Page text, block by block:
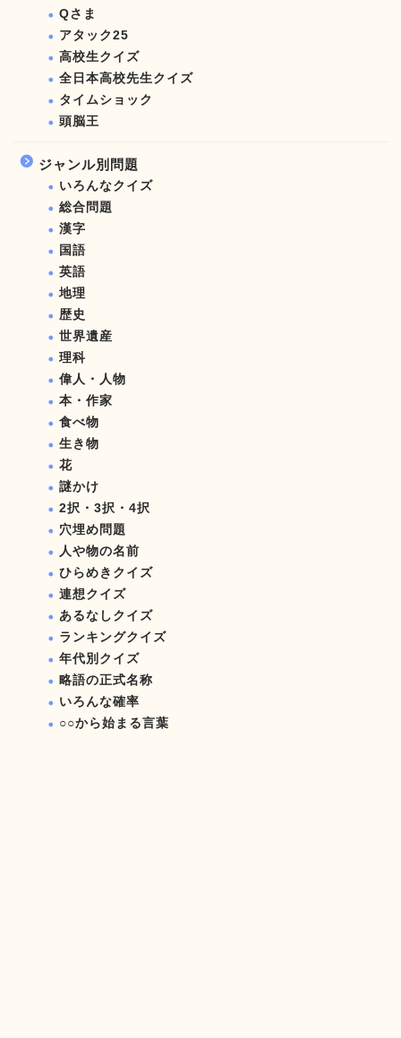
Qさま
アタック25
高校生クイズ
全日本高校先生クイズ
タイムショック
頭脳王
ジャンル別問題
いろんなクイズ
総合問題
漢字
国語
英語
地理
歴史
世界遺産
理科
偉人・人物
本・作家
食べ物
生き物
花
謎かけ
2択・3択・4択
穴埋め問題
人や物の名前
ひらめきクイズ
連想クイズ
あるなしクイズ
ランキングクイズ
年代別クイズ
略語の正式名称
いろんな確率
○○から始まる言葉